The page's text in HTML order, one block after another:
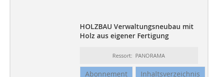
HOLZBAU Verwaltungsneubau mit
Holz aus eigener Fertigung
Ressort: PANORAMA
Abonnement Inhaltsverzeichnis